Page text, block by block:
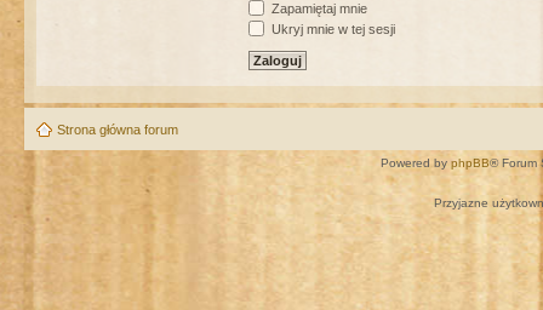
Zapamiętaj mnie
Ukryj mnie w tej sesji
Strona główna forum
Powered by phpBB® Forum
Przyjazne